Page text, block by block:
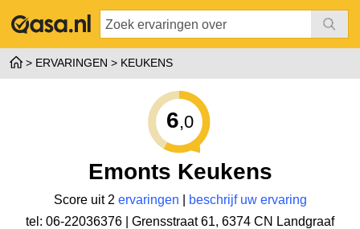
ERVARINGEN KEUKENS
6,0
Emonts Keukens
Score uit 2 ervaringen
beschrijf uw ervaring
tel: 06-22036376 | Grensstraat 61, 6374 CN Landgraaf